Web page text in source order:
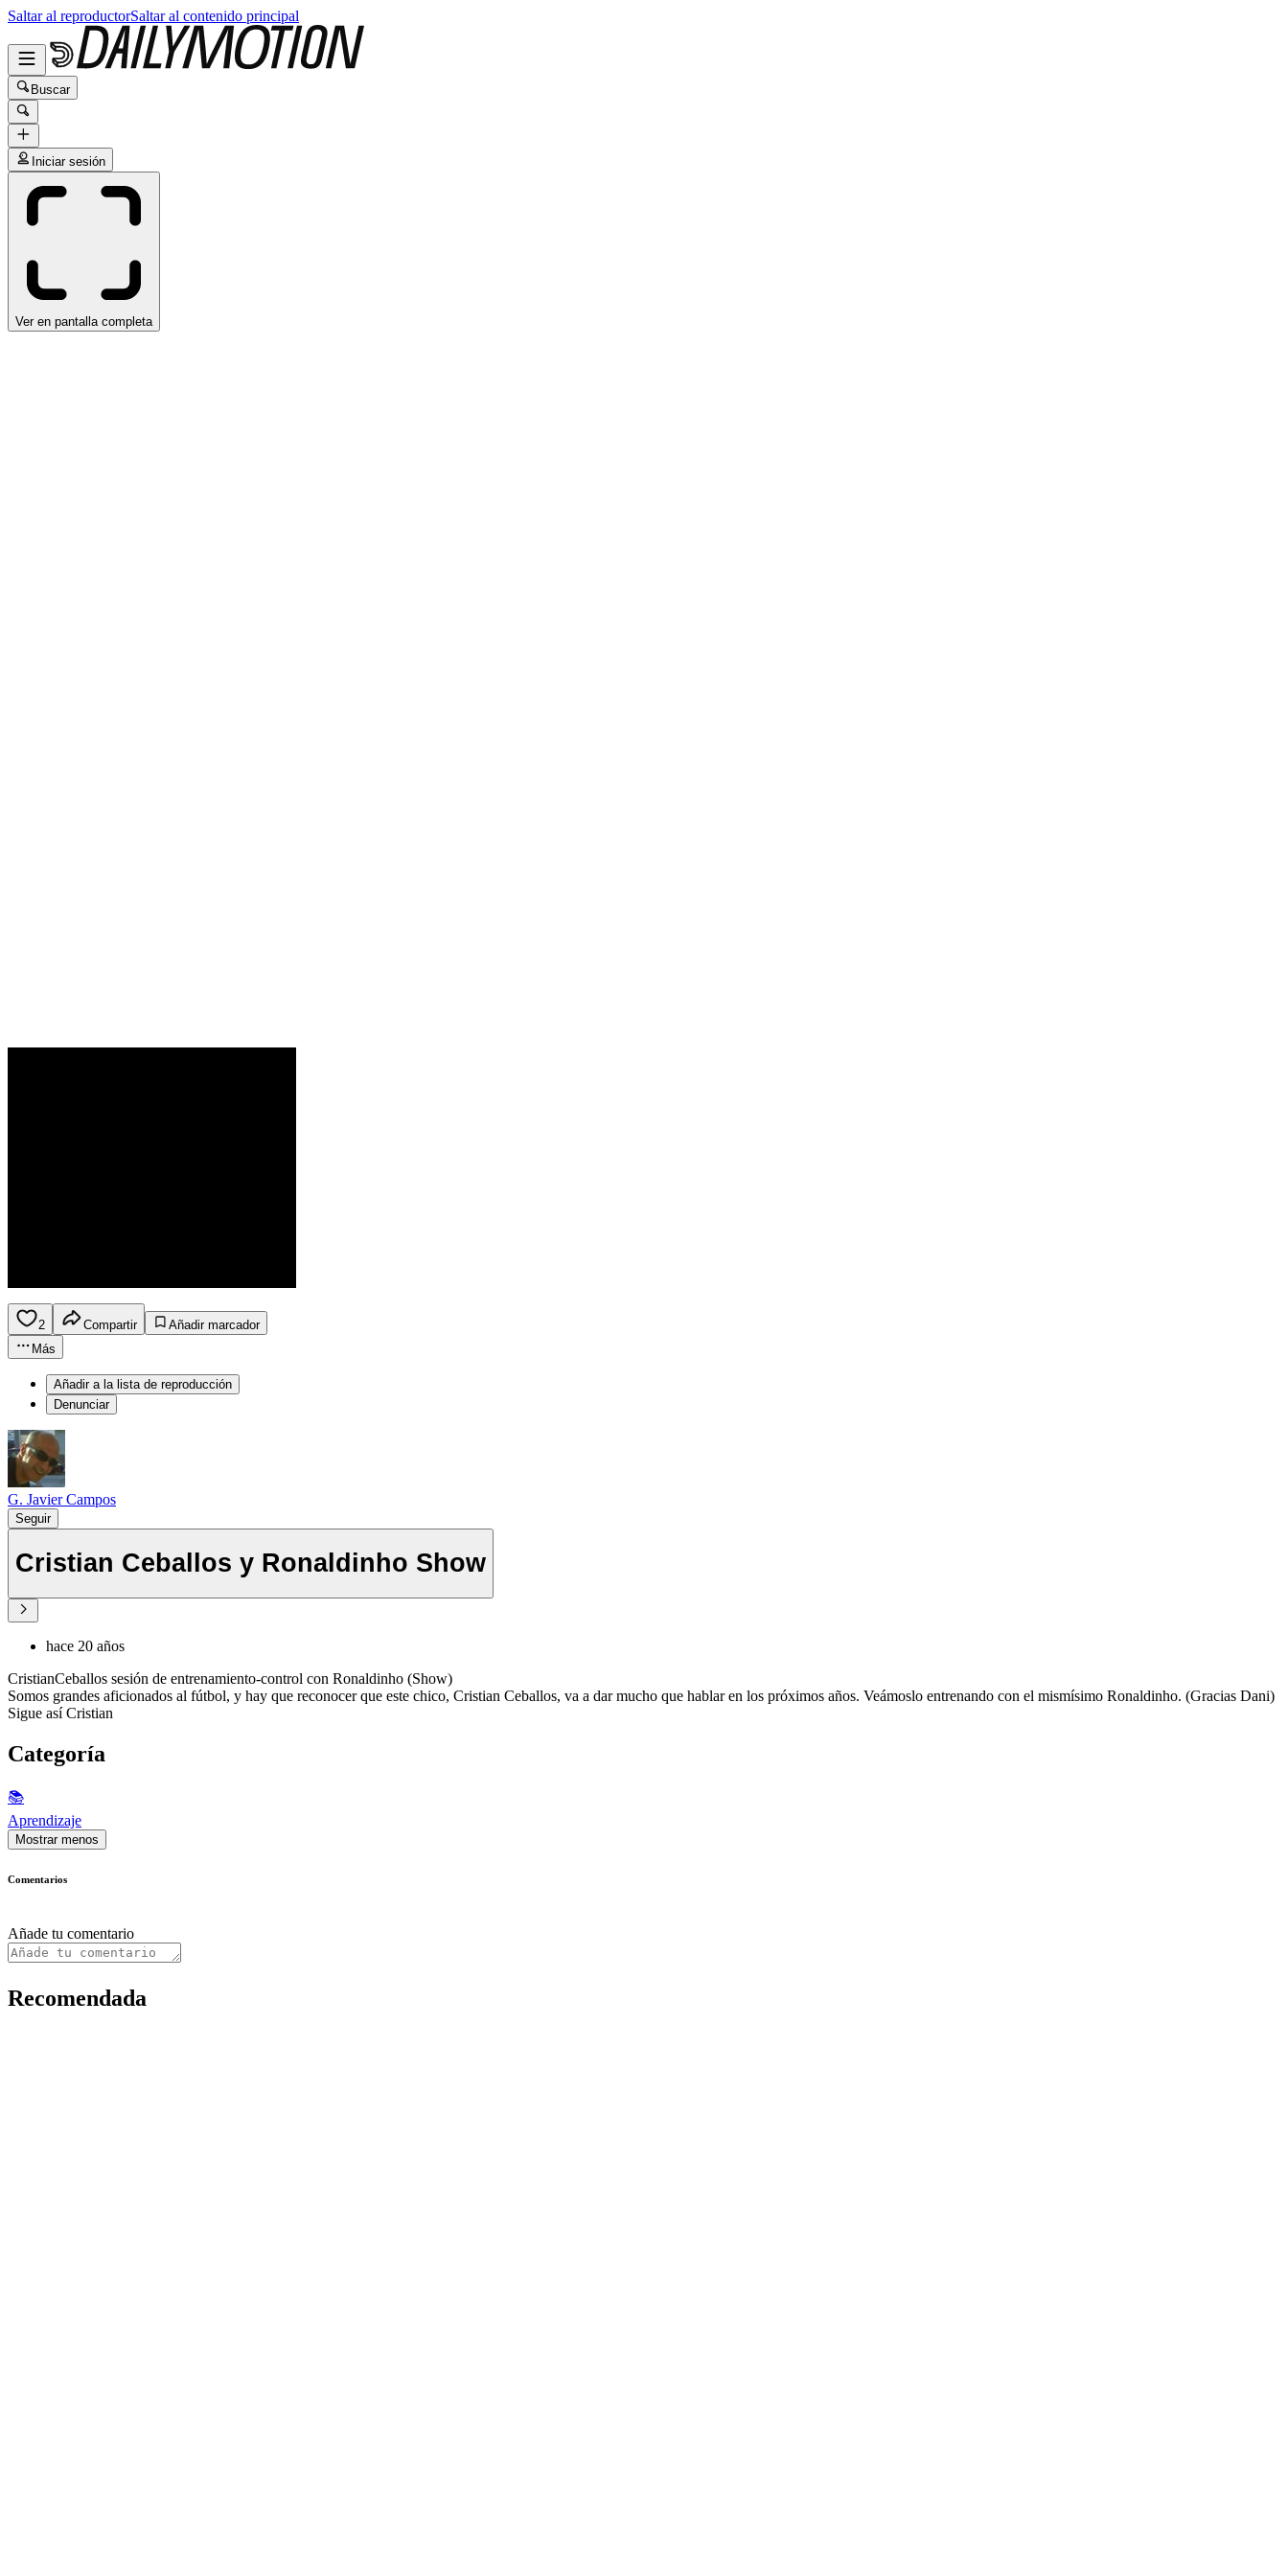
Saltar al reproductorSaltar al contenido principal
Buscar
Iniciar sesión
Ver en pantalla completa
2 Compartir
Añadir marcador
Más
Añadir a la lista de reproducción
Denunciar
G. Javier Campos
Seguir
Cristian Ceballos y Ronaldin­ho Show
hace 20 años
CristianCeballos sesión de entrenamiento-control con Ronaldin­ho (Show)
Somos grandes aficionados al fútbol, y hay que reconocer que este chico, Cristian Ceballos, va a dar mucho que hablar en los próximos años. Veámoslo entrenando con el mismísimo Ronaldinho. (Gracias Dani)
Sigue así Cristian
Categoría
📚
Aprendizaje
Mostrar menos
Comentarios
Añade tu comentario
Recomendada